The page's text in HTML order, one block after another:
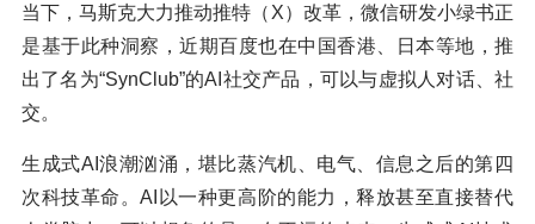
当下，马斯克大力推动推特（X）改革，微信研发小绿书正
是基于此种洞察，近期百度也在中国香港、日本等地，推
出了名为“SynClub”的AI社交产品，可以与虚拟人对话、社
交。
生成式AI浪潮汹涌，堪⽐蒸汽机、电⽓、信息之后的第四
次科技⾰命。AI以⼀种更⾼阶的能⼒，释放甚⾄直接替代